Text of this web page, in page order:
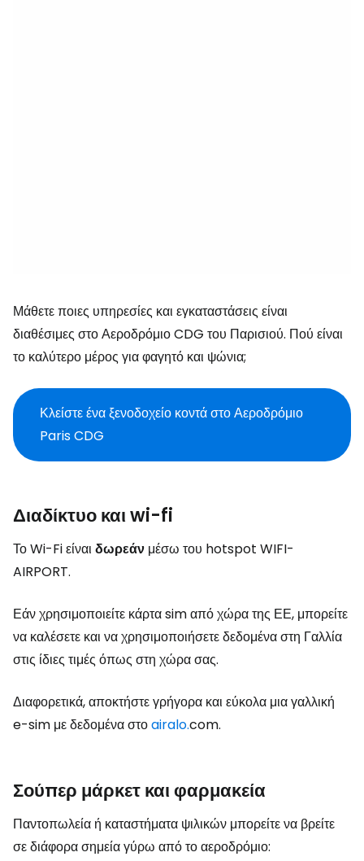
Μάθετε ποιες υπηρεσίες και εγκαταστάσεις είναι
διαθέσιμες στο Αεροδρόμιο CDG του Παρισιού. Πού είναι
το καλύτερο μέρος για φαγητό και ψώνια;
Κλείστε ένα ξενοδοχείο κοντά στο Αεροδρόμιο
Paris CDG
Διαδίκτυο και wi-fi
Το Wi-Fi είναι δωρεάν μέσω του hotspot WIFI-
AIRPORT.
Εάν χρησιμοποιείτε κάρτα sim από χώρα της ΕΕ, μπορείτε
να καλέσετε και να χρησιμοποιήσετε δεδομένα στη Γαλλία
στις ίδιες τιμές όπως στη χώρα σας.
Διαφορετικά, αποκτήστε γρήγορα και εύκολα μια γαλλική
e-sim με δεδομένα στοairalo.com.
Σούπερ μάρκετ και φαρμακεία
Παντοπωλεία ή καταστήματα ψιλικών μπορείτε να βρείτε
σε διάφορα σημεία γύρω από το αεροδρόμιο: